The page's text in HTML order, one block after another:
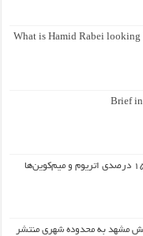
What is Hamid Rabei
Brief
مشهد به محدوده شهری منتشر